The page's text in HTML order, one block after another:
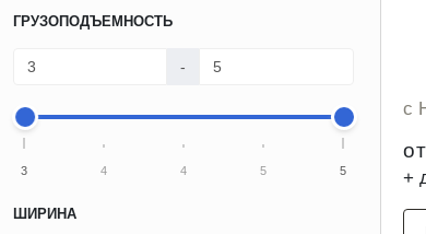
ГРУЗОПОДЪЕМНОСТЬ
-
3 4 4 5 5
ШИРИНА
с
+